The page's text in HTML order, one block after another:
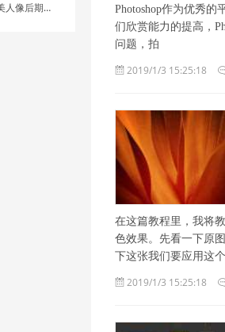
期色调实例
Photoshop作为优秀
们欣赏能力的提高，
问题，拍
2019/1/3 15:25:18
在这篇教程里，我将
色效果。先看一下原
下这张我们要应用这
2019/1/3 15:25:18